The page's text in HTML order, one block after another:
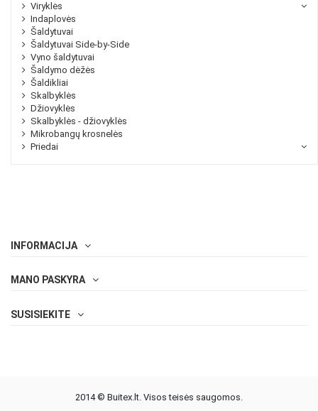
Viryklės
Indaplovės
Šaldytuvai
Šaldytuvai Side-by-Side
Vyno šaldytuvai
Šaldymo dėžės
Šaldikliai
Skalbyklės
Džiovyklės
Skalbyklės - džiovyklės
Mikrobangų krosnelės
Priedai
INFORMACIJA
MANO PASKYRA
SUSISIEKITE
2014 © Buitex.lt. Visos teisės saugomos.